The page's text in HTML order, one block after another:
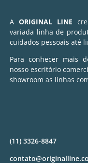
A ORIGINAL LINE
variada linha de
cuidados pessoais até
Para conhecer mais
nosso escritório
showroom as linhas
(11) 3326-8847